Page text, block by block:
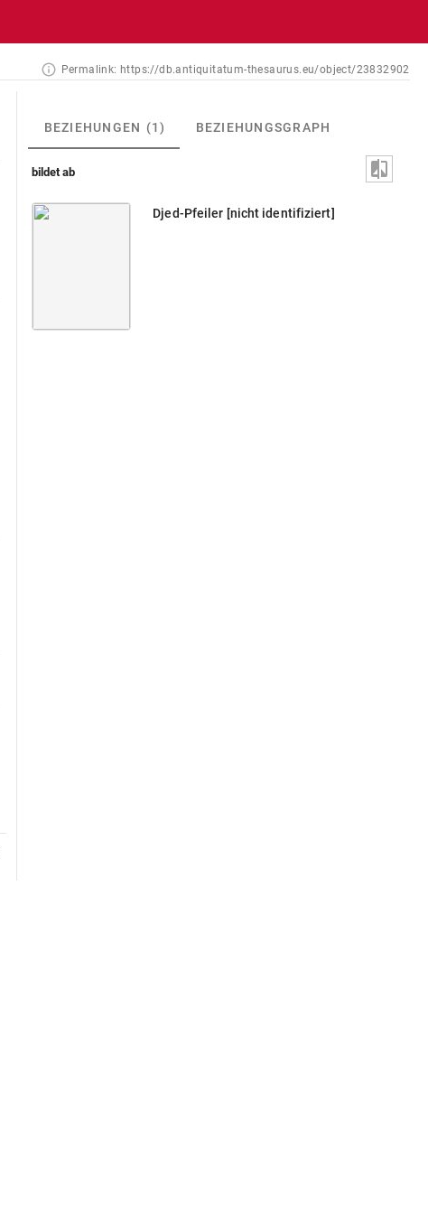
Permalink: https://db.antiquitatum-thesaurus.eu/object/23832902
BEZIEHUNGEN (1) BEZIEHUNGSGRAPH
bildet ab
Djed-Pfeiler [nicht identifiziert]